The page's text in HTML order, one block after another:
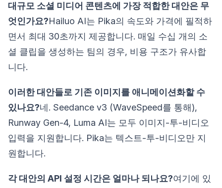
대규모 소셜 미디어 콘텐츠에 가장 적합한 대안은 무
엇인가요?Hailuo AI는 Pika의 속도와 가격에 필적하
면서 최대 30초까지 제공합니다. 매일 수십 개의 소
셜 클립을 생성하는 팀의 경우, 비용 구조가 유사합
니다.
이러한 대안들로 기존 이미지를 애니메이션화할 수
있나요?네. Seedance v3 (WaveSpeed를 통해),
Runway Gen-4, Luma AI는 모두 이미지-투-비디오
입력을 지원합니다. Pika는 텍스트-투-비디오만 지
원합니다.
각 대안의 API 설정 시간은 얼마나 되나요?여기에 있